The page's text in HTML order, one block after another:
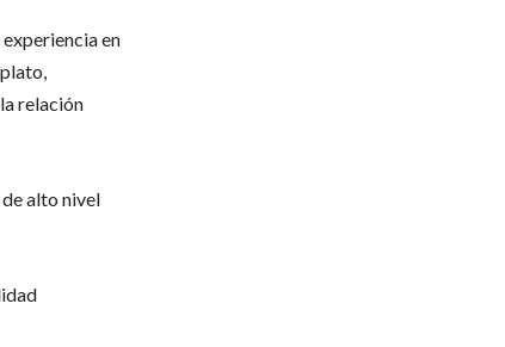
en
relación
alto nivel